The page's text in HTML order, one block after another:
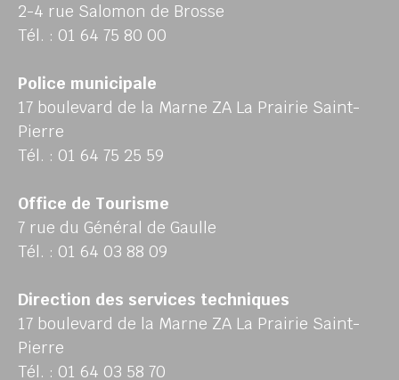
2-4 rue Salomon de Brosse
Tél. : 01 64 75 80 00
Police municipale
17 boulevard de la Marne ZA La Prairie Saint-
Pierre
Tél. : 01 64 75 25 59
Office de Tourisme
7 rue du Général de Gaulle
Tél. : 01 64 03 88 09
Direction des services techniques
17 boulevard de la Marne ZA La Prairie Saint-
Pierre
Tél. : 01 64 03 58 70